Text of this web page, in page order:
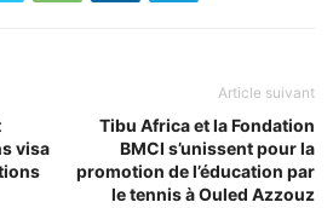
visa
Article suivant
Tibu Africa et la Fondation
BMCI s’unissent pour la
promotion de l’éducation par
le tennis à Ouled Azzouz